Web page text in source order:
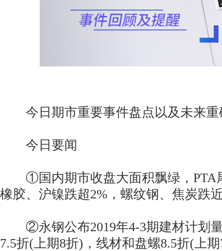
今日期市重要事件盘点以及未来重
今日要闻
①国内期市收盘大面积飘绿，PTA
橡胶、沪镍跌超2%，螺纹钢、焦炭跌
②永钢公布2019年4-3期建材计划量
7.5折(上期8折)，线材和盘螺8.5折(上